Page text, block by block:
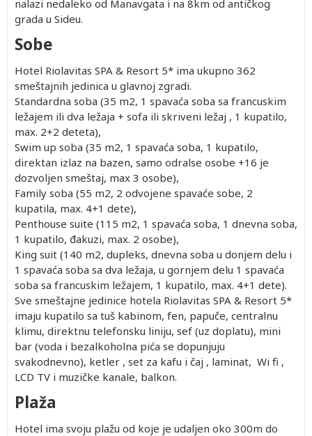
nalazi nedaleko od Manavgata i na 8km od antičkog
grada u Sideu.
Sobe
Hotel Riolavitas SPA & Resort 5* ima ukupno 362
smeštajnih jedinica u glavnoj zgradi.
Standardna soba (35 m2, 1 spavaća soba sa francuskim
ležajem ili dva ležaja + sofa ili skriveni ležaj , 1 kupatilo,
max. 2+2 deteta),
Swim up soba (35 m2, 1 spavaća soba, 1 kupatilo,
direktan izlaz na bazen, samo odralse osobe +16 je
dozvoljen smeštaj, max 3 osobe),
Family soba (55 m2, 2 odvojene spavaće sobe, 2
kupatila, max. 4+1 dete),
Penthouse suite (115 m2, 1 spavaća soba, 1 dnevna soba,
1 kupatilo, đakuzi, max. 2 osobe),
King suit (140 m2, dupleks, dnevna soba u donjem delu i
1 spavaća soba sa dva ležaja, u gornjem delu 1 spavaća
soba sa francuskim ležajem, 1 kupatilo, max. 4+1 dete).
Sve smeštajne jedinice hotela Riolavitas SPA & Resort 5*
imaju kupatilo sa tuš kabinom, fen, papuče, centralnu
klimu, direktnu telefonsku liniju, sef (uz doplatu), mini
bar (voda i bezalkoholna pića se dopunjuju
svakodnevno), ketler , set za kafu i čaj , laminat, Wi fi ,
LCD TV i muzičke kanale, balkon.
Plaža
Hotel ima svoju plažu od koje je udaljen oko 300m do